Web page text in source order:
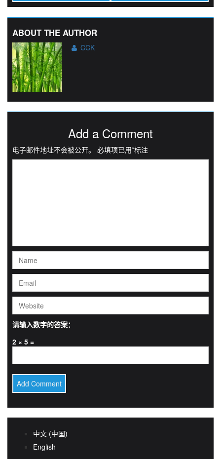
ABOUT THE AUTHOR
CCK
Add a Comment
电子邮件地址不会被公开。 必填项已用*标注
请输入数字的答案：
2 × 5 =
中文 (中国)
English